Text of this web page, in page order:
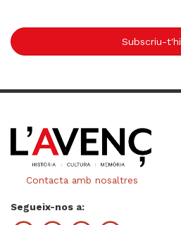
Subscriu-t'hi
Contacta amb nosaltres
Segueix-nos a: